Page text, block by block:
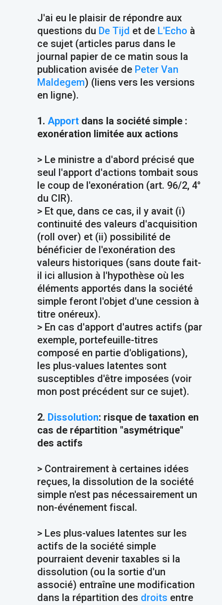
J'ai eu le plaisir de répondre aux
questions du De Tijd et de L'Echo à
ce sujet (articles parus dans le
journal papier de ce matin sous la
publication avisée de Peter Van
Maldegem) (liens vers les versions
en ligne).
1. Apportdans la société simple :
exonération limitée aux actions
> Le ministre a d'abord précisé que
seul l'apport d'actions tombait sous
le coup de l'exonération (art. 96/2, 4°
du CIR).
> Et que, dans ce cas, il y avait (i)
continuité des valeurs d'acquisition
(roll over) et (ii) possibilité de
bénéficier de l'exonération des
valeurs historiques (sans doute fait-
il ici allusion à l'hypothèse où les
éléments apportés dans la société
simple feront l'objet d'une cession à
titre onéreux).
> En cas d'apport d'autres actifs (par
exemple, portefeuille-titres
composé en partie d'obligations),
les plus-values latentes sont
susceptibles d'être imposées (voir
mon post précédent sur ce sujet).
2. Dissolution: risque de taxation en
cas de répartition "asymétrique"
des actifs
> Contrairement à certaines idées
reçues, la dissolution de la société
simple n'est pas nécessairement un
non-événement fiscal.
> Les plus-values latentes sur les
actifs de la société simple
pourraient devenir taxables si la
dissolution (ou la sortie d'un
associé) entraîne une modification
dans la répartition des droits entre